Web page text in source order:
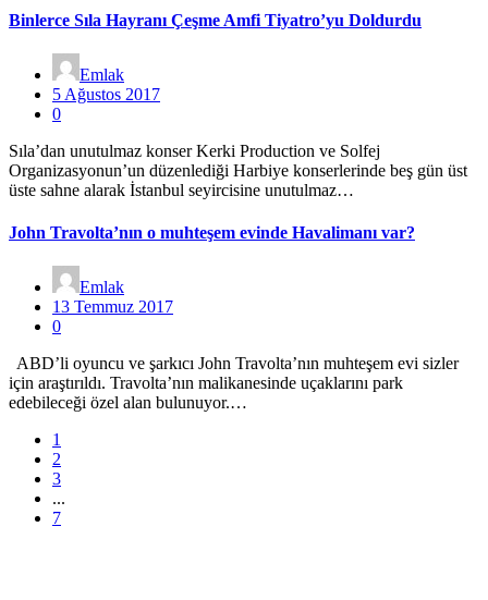
Binlerce Sıla Hayranı Çeşme Amfi Tiyatro’yu Doldurdu
Emlak
5 Ağustos 2017
0
Sıla’dan unutulmaz konser Kerki Production ve Solfej
Organizasyonun’un düzenlediği Harbiye konserlerinde beş gün üst
üste sahne alarak İstanbul seyircisine unutulmaz…
John Travolta’nın o muhteşem evinde Havalimanı var?
Emlak
13 Temmuz 2017
0
ABD’li oyuncu ve şarkıcı John Travolta’nın muhteşem evi sizler
için araştırıldı. Travolta’nın malikanesinde uçaklarını park
edebileceği özel alan bulunuyor.…
1
2
3
...
7